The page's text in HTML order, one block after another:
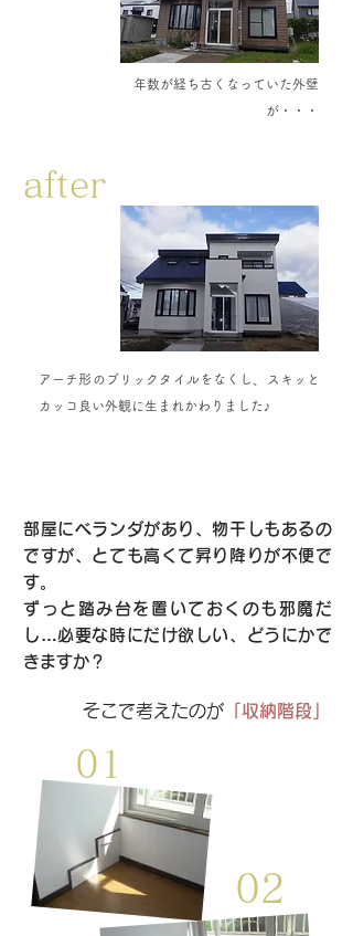
年数が経ち古くなっていた外壁
が・・・
after
アーチ形のブリックタイルをなくし、スキッと
カッコ良い外観に生まれかわりました♪
部屋にベランダがあり、物干しもあるの
ですが、とても高くて昇り降りが不便で
す。
ずっと踏み台を置いておくのも邪魔だ
し…必要な時にだけ欲しい、どうにかで
きますか？
そこで考えたのが 「収納階段」
​01
02